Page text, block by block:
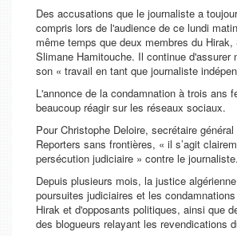
Des accusations que le journaliste a
compris lors de l'audience de ce lundi
même temps que deux membres du
Slimane Hamitouche. Il continue d'assurer
son « travail en tant que journaliste
L'annonce de la condamnation à trois ans
beaucoup réagir sur les réseaux sociaux.
Pour Christophe Deloire, secrétaire
Reporters sans frontières, « il s’agit
persécution judiciaire » contre le journaliste.
Depuis plusieurs mois, la justice
poursuites judiciaires et les
Hirak et d'opposants politiques, ainsi que
des blogueurs relayant les revendications